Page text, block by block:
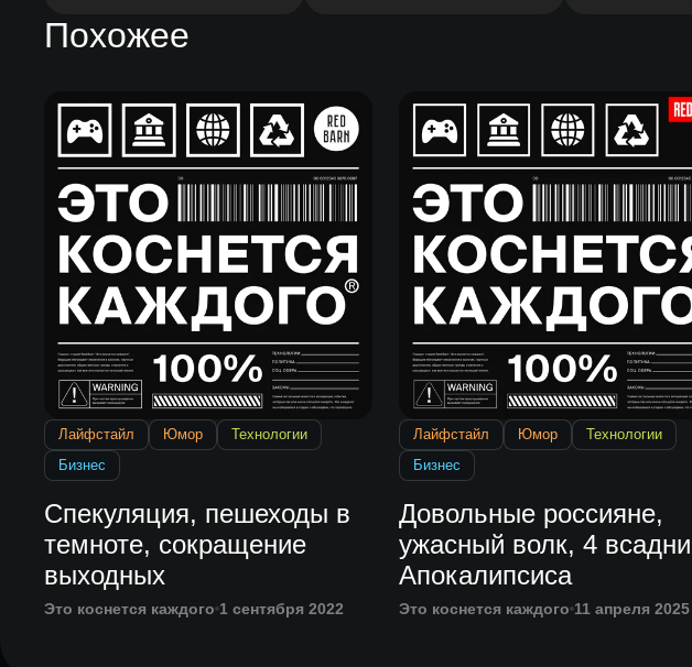
Похожее
Лайфстайл Юмор
Технологии
Бизнес
Спекуляция, пешеходы в
темноте, сокращение
выходных
Это коснется каждого 1 сентября 2022
Лайфстайл Юмор
Технологии
Бизнес
Довольные россияне,
ужасный волк, 4
Апокалипсиса
Это коснется каждого 11 апреля 2025